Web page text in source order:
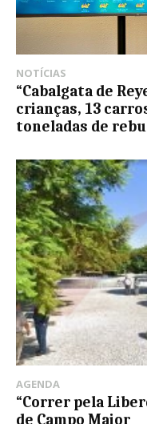
NOTÍCIAS
“Cabalgata de
crianças, 13
toneladas de
AGENDA
“Correr pela
de Campo Maior